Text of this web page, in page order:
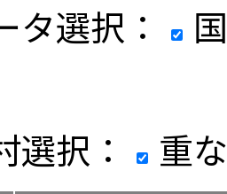
タ選択：
選択：
重